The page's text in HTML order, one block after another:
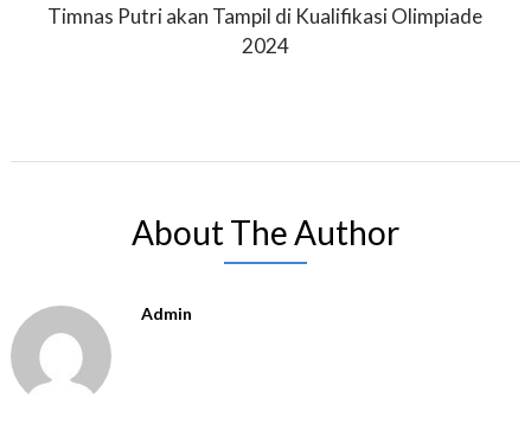
Timnas Putri akan Tampil di Kualifikasi Olimpiade
2024
About The Author
Admin